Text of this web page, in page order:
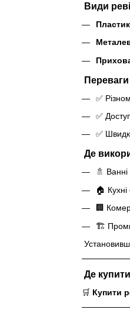
Види
✅
✅
✅
Де
🚿
🏠
🏢
🏗️
Де купити
🛒 Купити